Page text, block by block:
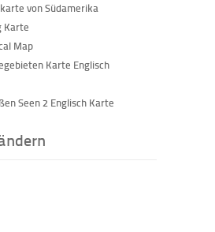
von Südamerika
Karte
Map
Karte Englisch
Seen 2 Englisch Karte